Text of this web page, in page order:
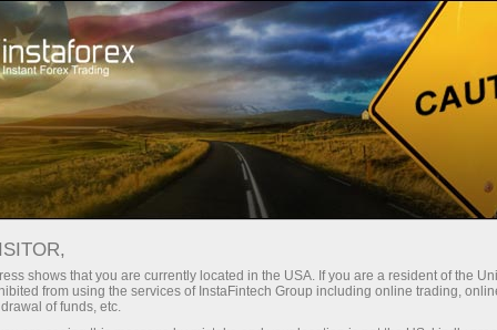
С InstaForex вы получаете
Минимальные
Бонус 30%
shows that you are currently located in the USA. If you are a resident of the
from using the services of InstaFintech Group including online trading,
of funds, etc.